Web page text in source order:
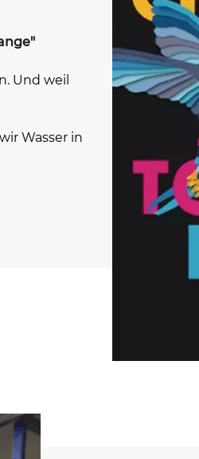
Und weil
Wasser in